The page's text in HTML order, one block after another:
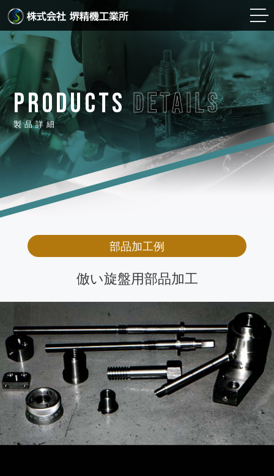
PRODUCTSDETAILS
製品詳細
部品加工例
倣い旋盤用部品加工